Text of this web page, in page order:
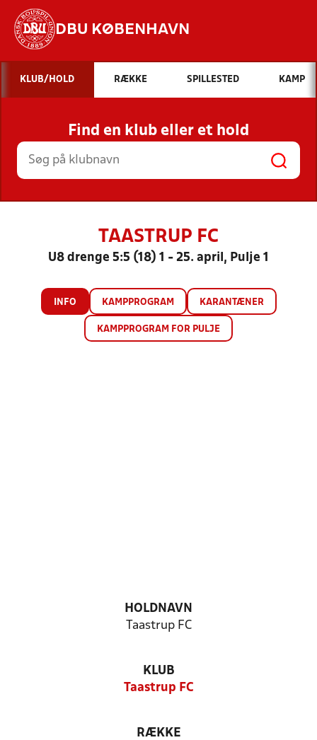
DBU KØBENHAVN
Hvad vil du søge efter?
INDHOLD OG NYHEDER
STILLINGER, RESULTATER, KLUBBER OG
HOLD
KLUB/HOLD RÆKKE SPILLESTED KAMP
Find en klub eller et hold
TAASTRUP FC
U8 drenge 5:5 (18) 1 - 25. april, Pulje 1
INFO KAMPPROGRAM KARANTÆNER
KAMPPROGRAM FOR PULJE
HOLDNAVN
Taastrup FC
KLUB
Taastrup FC
RÆKKE